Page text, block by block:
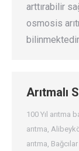
arttırabilir
osmosis
Arıtmalı
100 Yıl arıtma
arıtma
arıtma